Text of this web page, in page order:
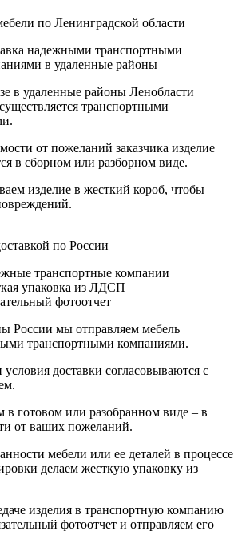
по Ленинградской области
надежными транспортными
в удаленные районы
в удаленные районы Ленобласти
транспортными
от пожеланий заказчика изделие
в сборном или разборном виде.
изделие в жесткий короб, чтобы
по России
транспортные компании
упаковка из ЛДСП
фотоотчет
России мы отправляем мебель
транспортными компаниями.
доставки согласовываются с
в готовом или разобранном виде – в
от ваших пожеланий.
мебели или ее деталей в процессе
делаем жесткую упаковку из
изделия в транспортную компанию
фотоотчет и отправляем его